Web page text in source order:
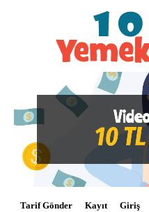
Tarif Gönder Kayıt Giriş